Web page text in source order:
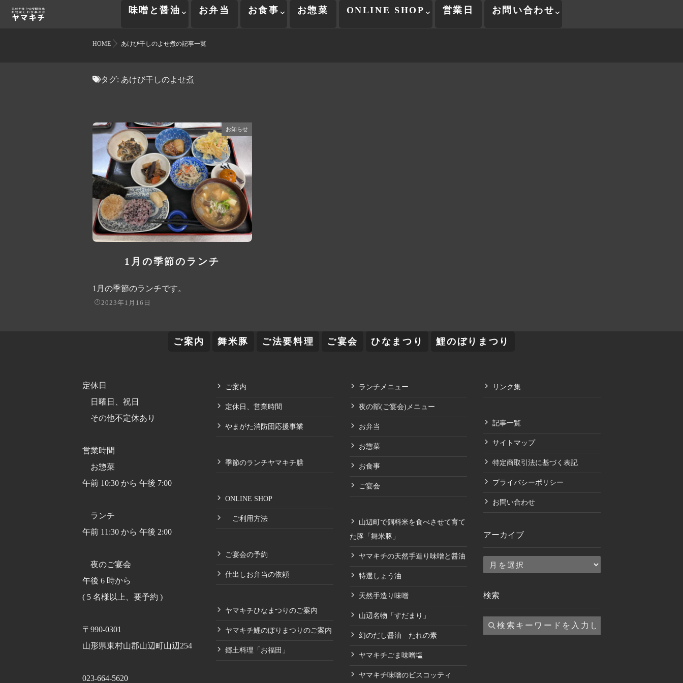
味噌と醤油 お弁当 お食事 お惣菜 ONLINE SHOP 営業日 お問い合わせ
HOME あけび干しのよせ煮の記事一覧
タグ: あけび干しのよせ煮
お知らせ
1月の季節のランチ
1月の季節のランチです。
2023年1月16日
ご案内 舞米豚 ご法要料理 ご宴会 ひなまつり 鯉のぼりまつり
定休日
日曜日、祝日
その他不定休あり
営業時間
お惣菜
午前 10:30 から 午後 7:00
ランチ
午前 11:30 から 午後 2:00
夜のご宴会
午後 6 時から
( 5 名様以上、要予約 )
〒990-0301
山形県東村山郡山辺町山辺254
023-664-5620
ご案内
定休日、営業時間
やまがた消防団応援事業
季節のランチヤマキチ膳
ONLINE SHOP
ご利用方法
ご宴会の予約
仕出しお弁当の依頼
ヤマキチひなまつりのご案内
ヤマキチ鯉のぼりまつりのご案内
郷土料理「お福田」
ランチメニュー
夜の部(ご宴会)メニュー
お弁当
お惣菜
お食事
ご宴会
山辺町で飼料米を食べさせて育て
た豚「舞米豚」
ヤマキチの天然手造り味噌と醤油
特選しょう油
天然手造り味噌
山辺名物「すだまり」
幻のだし醤油 たれの素
ヤマキチごま味噌塩
ヤマキチ味噌のビスコッティ
リンク集
記事一覧
サイトマップ
特定商取引法に基づく表記
プライバシーポリシー
お問い合わせ
アーカイブ
ア
カ
ブ
検索